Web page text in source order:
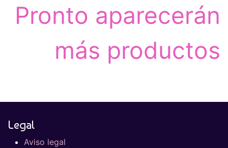
Pronto aparecerán
más productos
Legal
Aviso legal